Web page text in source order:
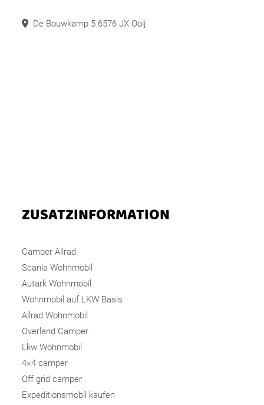
De Bouwkamp 5 6576 JX Ooij
ZUSATZINFORMATION
Camper Allrad
Scania Wohnmobil
Autark Wohnmobil
Wohnmobil auf LKW Basis
Allrad Wohnmobil
Overland Camper
Lkw Wohnmobil
4×4 camper
Off grid camper
Expeditionsmobil kaufen